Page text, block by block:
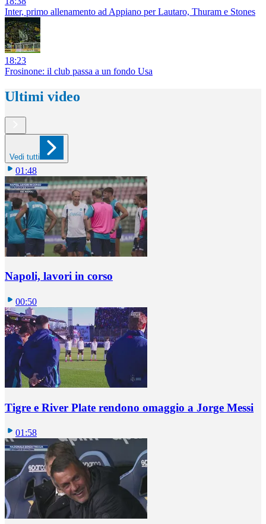
Inter, primo allenamento ad Appiano per Lautaro, Thuram e Stones
18:23
Frosinone: il club passa a un fondo Usa
Ultimi video
Vedi tutti
01:48
Napoli, lavori in corso
00:50
Tigre e River Plate rendono omaggio a Jorge Messi
01:58